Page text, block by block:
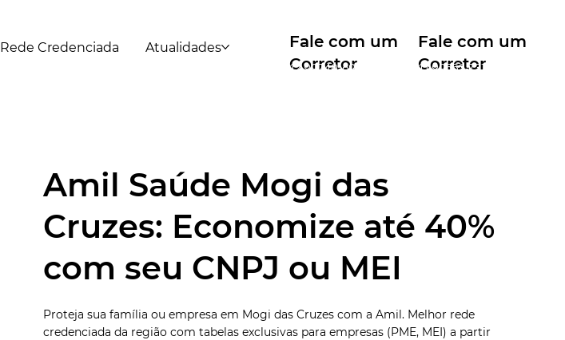
Rede Credenciada Atualidades
Fale com um
Corretor
11 99553-7374
Fale com um
Corretor
12 99740-6958
Amil Saúde Mogi das
Cruzes: Economize até 40%
com seu CNPJ ou MEI
Proteja sua família ou empresa em Mogi das Cruzes com a Amil. Melhor rede
credenciada da região com tabelas exclusivas para empresas (PME, MEI) a partir